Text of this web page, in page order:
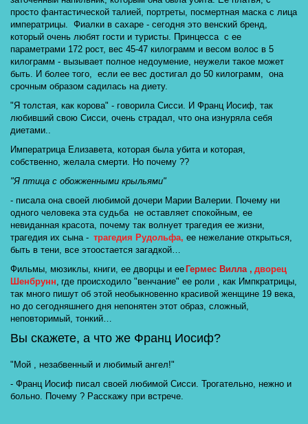
просто фантастической талией, портреты, посмертная маска с лица
императрицы.  Фиалки в сахаре - сегодня это венский бренд,
который очень любят гости и туристы. Принцесса  с ее
параметрами 172 рост, вес 45-47 килограмм и весом волос в 5
килограмм - вызывает полное недоумение, неужели такое может
быть. И более того,  если ее вес достигал до 50 килограмм,  она
срочным образом садилась на диету.
"Я толстая, как корова" - говорила Сисси. И Франц Иосиф, так
любивший свою Сисси, очень страдал, что она изнуряла себя
диетами..
Императрица Елизавета, которая была убита и которая,
собственно, желала смерти. Но почему ??
"Я птица с обожженными крыльями"
- писала она своей любимой дочери Марии Валерии. Почему ни
одного человека эта судьба  не оставляет спокойным, ее
невиданная красота, почему так волнует трагедия ее жизни,
трагедия их сына - трагедия Рудольфа, ее нежелание открыться,
быть в тени, все этоостается загадкой…
Фильмы, мюзиклы, книги, ее дворцы и ее Гермес Вилла , дворец
Шенбрунн, где происходило "венчание" ее роли , как Импкратрицы,
так много пишут об этой необыкновенно красивой женщине 19 века,
но до сегодняшнего дня непонятен этот образ, сложный,
неповторимый, тонкий…
Вы скажете, а что же Франц Иосиф?
"Мой , незабвенный и любимый ангел!"
- Франц Иосиф писал своей любимой Сисси. Трогательно, нежно и
больно. Почему ? Расскажу при встрече.